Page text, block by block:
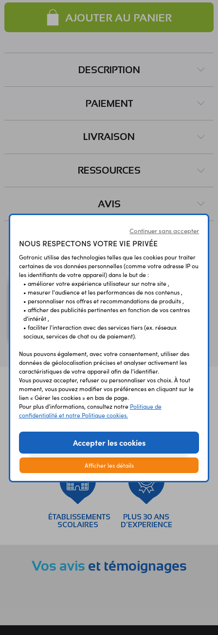
AJOUTER AU PANIER
DESCRIPTION
PAIEMENT
LIVRAISON
RESSOURCES
AVIS
Vous avez déja consulté
Embase USB 2.0 A
femelle droite
UNE QUESTION?
SÉCURISÉ
ÉTABLISSEMENTS
SCOLAIRES
PLUS 30 ANS
D’EXPERIENCE
Vos avis et témoignages
Continuer sans accepter
NOUS RESPECTONS VOTRE VIE PRIVÉE
Gotronic utilise des technologies telles que les cookies pour traiter
certaines de vos données personnelles (comme votre adresse IP ou
les identifiants de votre appareil) dans le but de :
• améliorer votre expérience utilisateur sur notre site ,
• mesurer l'audience et les performances de nos contenus ,
• personnaliser nos offres et recommandations de produits ,
• afficher des publicités pertinentes en fonction de vos centres
d'intérêt ,
• faciliter l'interaction avec des services tiers (ex. réseaux
sociaux, services de chat ou de paiement).
Nous pouvons également, avec votre consentement, utiliser des
données de géolocalisation précises et analyser activement les
caractéristiques de votre appareil afin de l'identifier.
Vous pouvez accepter, refuser ou personnaliser vos choix. À tout
moment, vous pouvez modifier vos préférences en cliquant sur le
lien « Gérer les cookies » en bas de page.
Pour plus d'informations, consultez notre Politique de
confidentialité et notre Politique cookies.
Accepter les cookies
Afficher les détails